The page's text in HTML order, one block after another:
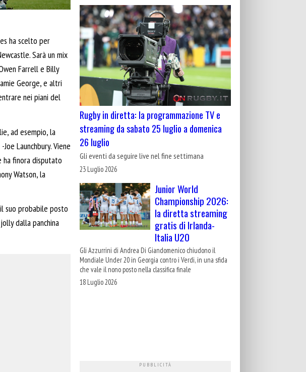
ha scelto per
Sarà un mix
Farrell e Billy
George, e altri
nei piani del
ad esempio, la
Launchbury. Viene
ha finora disputato
Watson, la
suo probabile posto
dalla panchina
Rugby in diretta: la programmazione TV e
streaming da sabato 25 luglio a domenica
26 luglio
Gli eventi da seguire live nel fine settimana
23 Luglio 2026
Junior World
Championship 2026:
la diretta streaming
gratis di Irlanda-
Italia U20
Gli Azzurrini di Andrea Di Giandomenico chiudono il
Mondiale Under 20 in Georgia contro i Verdi, in una sfida
che vale il nono posto nella classifica finale
18 Luglio 2026